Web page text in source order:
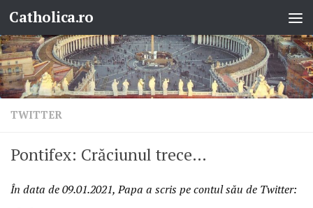
Skip to content
Catholica.ro
TWITTER
Pontifex: Crăciunul trece…
În data de09.01.2021, Papa a scris pe contul său de Twitter: